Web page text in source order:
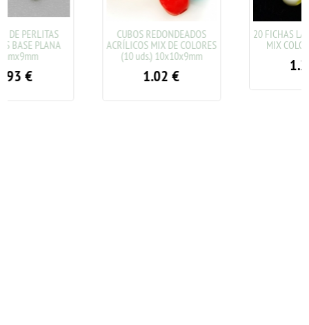
CUBOS REDONDEADOS
ACRÍLICOS MIX DE COLORES
(10 uds.) 10x10x9mm
20 FICHAS LAZO SOLIDARIO
MIX COLORES 8x4mm